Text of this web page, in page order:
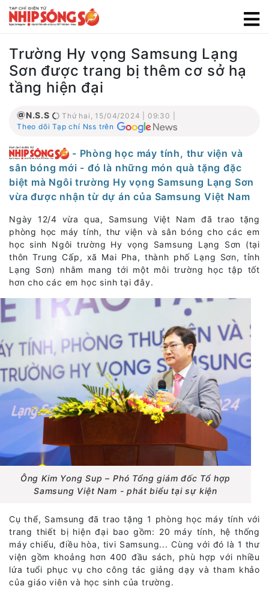
Trường Hy vọng Samsung Lạng
Sơn được trang bị thêm cơ sở hạ
tầng hiện đại
N.S.S
Thứ hai, 15/04/2024 | 09:30 |
Theo dõi Tạp chí Nss trên
- Phòng học máy tính, thư viện và
sân bóng mới - đó là những món quà tặng đặc
biệt mà Ngôi trường Hy vọng Samsung Lạng Sơn
vừa được nhận từ dự án của Samsung Việt Nam
Ngày 12/4 vừa qua, Samsung Việt Nam đã trao tặng
phòng học máy tính, thư viện và sân bóng cho các em
học sinh Ngôi trường Hy vọng Samsung Lạng Sơn (tại
thôn Trung Cấp, xã Mai Pha, thành phố Lạng Sơn, tỉnh
Lạng Sơn) nhằm mang tới một môi trường học tập tốt
hơn cho các em học sinh tại đây.
Ông Kim Yong Sup – Phó Tổng giám đốc Tổ hợp
Samsung Việt Nam - phát biểu tại sự kiện
Cụ thể, Samsung đã trao tặng 1 phòng học máy tính với
trang thiết bị hiện đại bao gồm: 20 máy tính, hệ thống
máy chiếu, điều hòa, tivi Samsung... Cùng với đó là 1 thư
viện gồm khoảng hơn 400 đầu sách, phù hợp với nhiều
lứa tuổi phục vụ cho công tác giảng dạy và tham khảo
của giáo viên và học sinh của trường.